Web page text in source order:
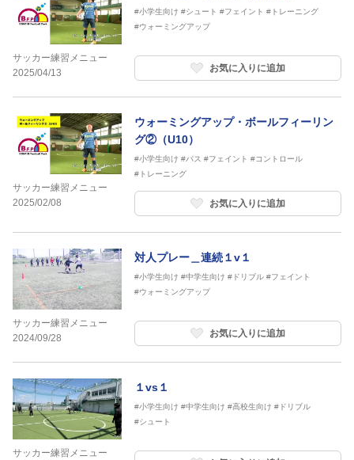
サッカー練習メニュー
2025/04/13
#小学生向け #シュート #フェイント #トレーニング
#ウォーミングアップ
お気に入りに追加
サッカー練習メニュー
2025/02/08
ウォーミングアップ・ボールフィーリン
グ②（U10）
#小学生向け #パス #フェイント #コントロール
#トレーニング
お気に入りに追加
サッカー練習メニュー
2024/09/28
対人プレー＿連続１v１
#小学生向け #中学生向け #ドリブル #フェイント
#ウォーミングアップ
お気に入りに追加
サッカー練習メニュー
１vs１
#小学生向け #中学生向け #高校生向け #ドリブル
#シュート